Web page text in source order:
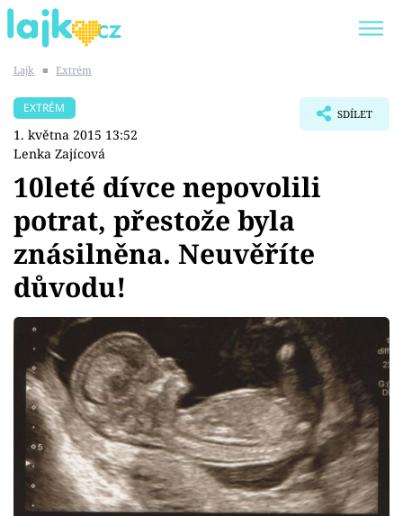
SHOPAHOLICADEL
Témata
Showbyznys
Youtubeři
Virály
Sex a vztahy
Videa
Sledujte prima+
Lajk ■ Extrém
EXTRÉM
1. května 2015 13:52
Lenka Zajícová
SDÍLET
10leté dívce nepovolili
potrat, přestože byla
znásilněna. Neuvěříte
důvodu!